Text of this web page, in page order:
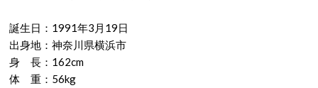
誕生日：1991年3月19日
出身地：神奈川県横浜市
身 長：162cm
体 重：56kg